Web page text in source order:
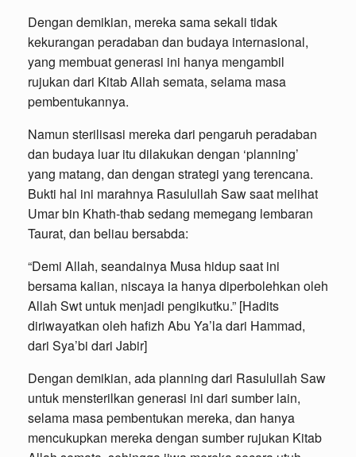
Dengan demikian, mereka sama sekali tidak
kekurangan peradaban dan budaya internasional,
yang membuat generasi ini hanya mengambil
rujukan dari Kitab Allah semata, selama masa
pembentukannya.
Namun sterilisasi mereka dari pengaruh peradaban
dan budaya luar itu dilakukan dengan ‘planning’
yang matang, dan dengan strategi yang terencana.
Bukti hal ini marahnya Rasulullah Saw saat melihat
Umar bin Khath-thab sedang memegang lembaran
Taurat, dan beliau bersabda:
“Demi Allah, seandainya Musa hidup saat ini
bersama kalian, niscaya ia hanya diperbolehkan oleh
Allah Swt untuk menjadi pengikutku.” [Hadits
diriwayatkan oleh hafizh Abu Ya’la dari Hammad,
dari Sya’bi dari Jabir]
Dengan demikian, ada planning dari Rasulullah Saw
untuk mensterilkan generasi ini dari sumber lain,
selama masa pembentukan mereka, dan hanya
mencukupkan mereka dengan sumber rujukan Kitab